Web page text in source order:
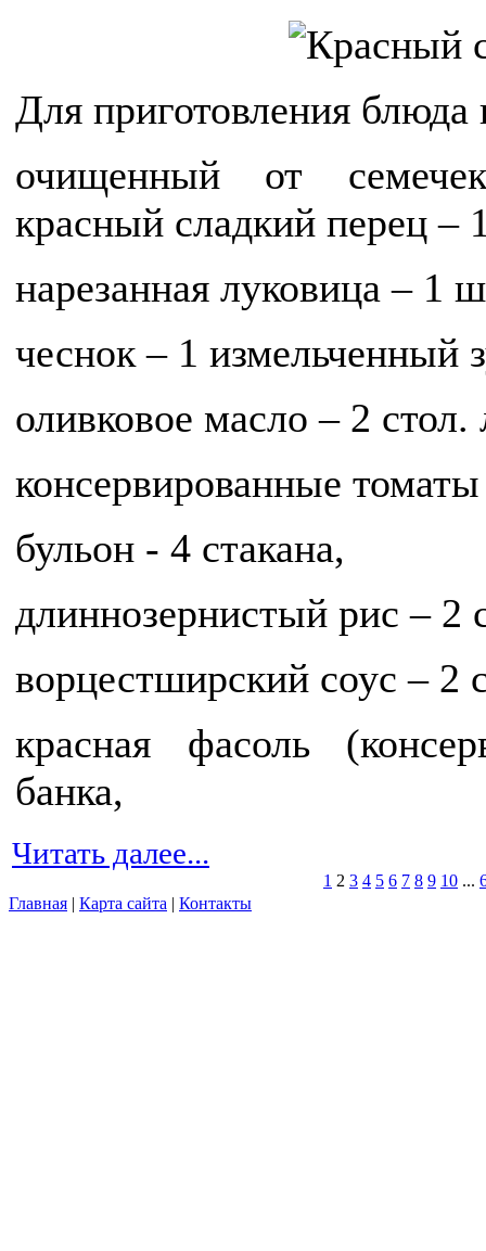
Для приготовления блюда
очищенный от
красный сладкий перец –
нарезанная луковица – 1
чеснок – 1 измельченный
оливковое масло – 2 стол.
консервированные
бульон - 4 стакана,
длиннозернистый рис – 2
ворцестширский соус – 2
красная фасоль
банка,
Читать далее...
1 2 3 4 5 6 7 8 9 10 ...
Главная | Карта сайта | Контакты